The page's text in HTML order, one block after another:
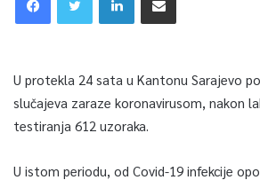
U protekla 24 sata u Kantonu Sarajevo
slučajeva zaraze koronavirusom, nakon
testiranja 612 uzoraka.
U istom periodu, od Covid-19 infekcije